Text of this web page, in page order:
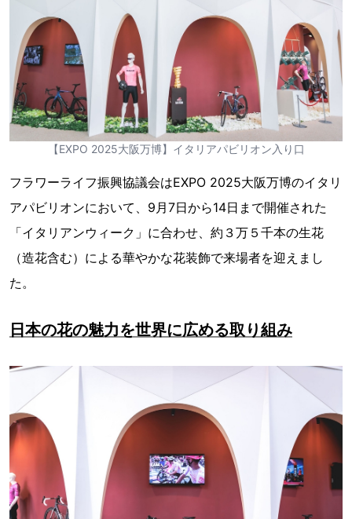
【EXPO 2025大阪万博】イタリアパビリオン入り口
フラワーライフ振興協議会はEXPO 2025大阪万博のイタリ
アパビリオンにおいて、9月7日から14日まで開催された
「イタリアンウィーク」に合わせ、約３万５千本の生花
（造花含む）による華やかな花装飾で来場者を迎えまし
た。
日本の花の魅力を世界に広める取り組み